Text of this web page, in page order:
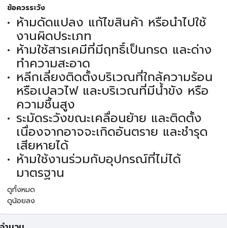
ข้อควรระวัง
ห้ามดัดแปลง แก้ไขสินค้า หรือนำไปใช้
งานผิดประเภท
ห้ามใช้สารเคมีที่มีฤทธิ์เป็นกรด และด่าง
ทำความสะอาด
หลีกเลี่ยงติดตั้งบริเวณที่ใกล้ความร้อน
หรือเปลวไฟ และบริเวณที่มีน้ำขัง หรือ
ความชื้นสูง
ระมัดระวังขณะเคลื่อนย้าย และติดตั้ง
เนื่องจากอาจจะเกิดอันตราย และชำรุด
เสียหายได้
ห้ามใช้งานร่วมกับอุปกรณ์ที่ไม่ได้
มาตรฐาน
ดูทั้งหมด
ดูน้อยลง